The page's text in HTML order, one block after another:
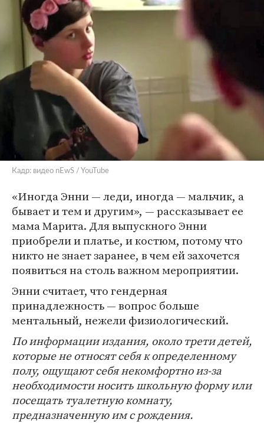
Кадр: видео nEwS / YouTube
«Иногда Энни — леди, иногда — мальчик, а
бывает и тем и другим», — рассказывает ее
мама Марита. Для выпускного Энни
приобрели и платье, и костюм, потому что
никто не знает заранее, в чем ей захочется
появиться на столь важном мероприятии.
Энни считает, что гендерная
принадлежность — вопрос больше
ментальный, нежели физиологический.
По информации издания, около трети детей,
которые не относят себя к определенному
полу, ощущают себя некомфортно из-за
необходимости носить школьную форму или
посещать туалетную комнату,
предназначенную им с рождения.